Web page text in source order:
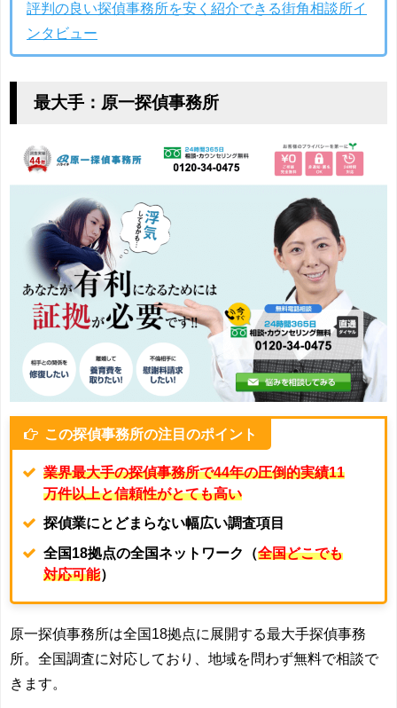
評判の良い探偵事務所を安く紹介できる街角相談所イ
ンタビュー
最大手：原一探偵事務所
この探偵事務所の注目のポイント
業界最大手の探偵事務所で44年の圧倒的実績11
万件以上と信頼性がとても高い
探偵業にとどまらない幅広い調査項目
全国18拠点の全国ネットワーク（全国どこでも
対応可能）
原一探偵事務所は全国18拠点に展開する最大手探偵事務
所。 全国調査に対応しており、地域を問わず無料で相談で
きます。